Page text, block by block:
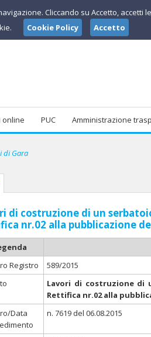
online PUC Amministrazione
di Gara
di costruzione di un
nr.02 alla pubblicazione
Registro
589/2015
Lavori di costruzione di
Rettifica nr.02 alla
Data
n. 7619 del 06.08.2015
Cliccando su Accetto,
Cookie Policy Accetto